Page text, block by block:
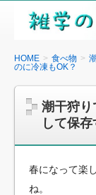
雑
の
箱
HOME 食べ物
のに冷凍もOK？
潮干狩り
して保
春になって楽
ね。